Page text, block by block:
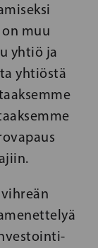
muu
yhtiö ja
yhtiöstä